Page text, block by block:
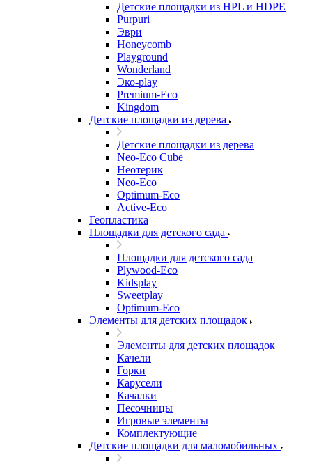
Детские площадки из HPL и HDPE
Purpuri
Эври
Honeycomb
Playground
Wonderland
Эко-play
Premium-Eco
Kingdom
Детские площадки из дерева
Детские площадки из дерева
Neo-Eco Cube
Неотерик
Neo-Eco
Оptimum-Еco
Active-Eco
Геопластика
Площадки для детского сада
Площадки для детского сада
Plywood-Eco
Kidsplay
Sweetplay
Оptimum-Еco
Элементы для детских площадок
Элементы для детских площадок
Качели
Горки
Карусели
Качалки
Песочницы
Игровые элементы
Комплектующие
Детские площадки для маломобильных